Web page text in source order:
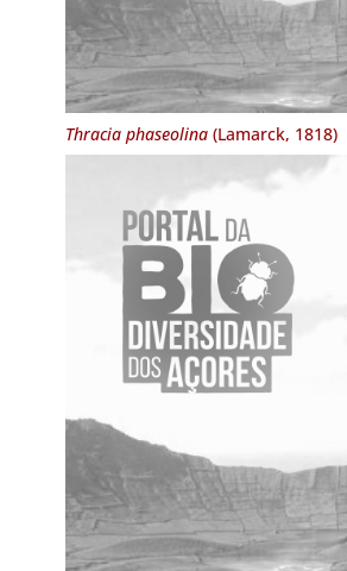
Thracia phaseolina(Lamarck, 1818)